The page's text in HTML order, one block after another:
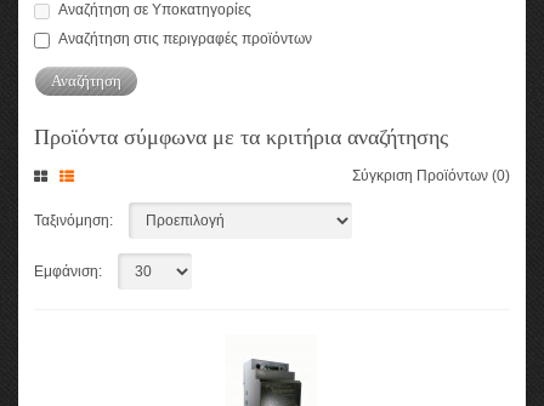
Αναζήτηση σε Υποκατηγορίες
Αναζήτηση στις περιγραφές προϊόντων
Προϊόντα σύμφωνα με τα κριτήρια αναζήτησης
Σύγκριση Προϊόντων (0)
Ταξινόμηση:
Εμφάνιση: